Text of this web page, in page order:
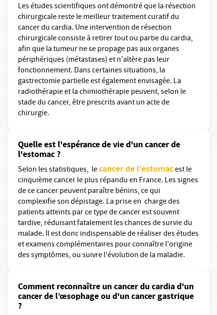
Les études scientifiques ont démontré que la résection
chirurgicale reste le meilleur traitement curatif du
cancer du cardia. Une intervention de résection
chirurgicale consiste à retirer tout ou partie du cardia,
afin que la tumeur ne se propage pas aux organes
périphériques (métastases) et n'altère pas leur
fonctionnement. Dans certaines situations, la
gastrectomie partielle est également envisagée. La
radiothérapie et la chimiothérapie peuvent, selon le
stade du cancer, être prescrits avant un acte de
chirurgie.
Quelle est l'espérance de vie d'un cancer de
l'estomac ?
Selon les statistiques, lecancer de l'estomacest le
cinquième cancer le plus répandu en France. Les signes
de ce cancer peuvent paraître bénins, ce qui
complexifie son dépistage. La prise en charge des
patients atteints par ce type de cancer est souvent
tardive, réduisant fatalement les chances de survie du
malade. Il est donc indispensable de réaliser des études
et examens complémentaires pour connaître l'origine
des symptômes, ou suivre l'évolution de la maladie.
Comment reconnaître un cancer du cardia d'un
cancer de l’œsophage ou d'un cancer gastrique
?